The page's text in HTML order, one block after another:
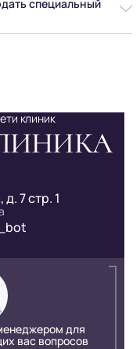
возникают, нужно
специальный
интенсивных
клиник
7 стр. 1
для
вас вопросов